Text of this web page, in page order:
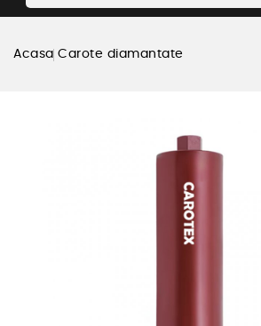
Acasa Carote diamantate